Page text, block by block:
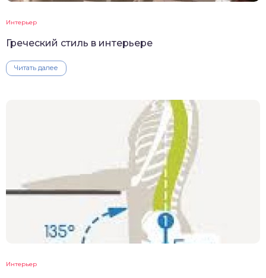
Интерьер
Греческий стиль в интерьере
Читать далее
Интерьер